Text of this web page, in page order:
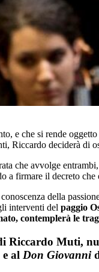
e che si rende
Riccardo deciderà di
che avvolge
a firmare il decreto
della
interventi del paggio
contemplerà le
Riccardo Muti,
al Don Giovanni